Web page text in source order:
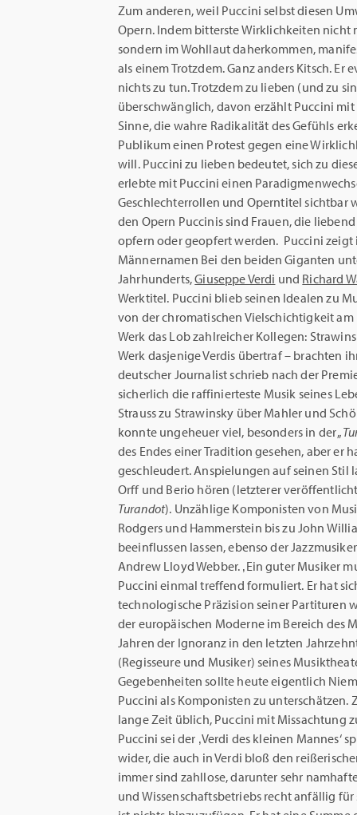
Zum anderen, weil Puccini selbst diesen
Opern. Indem bitterste Wirklichkeiten
sondern im Wohllaut daherkommen,
als einem Trotzdem. Ganz anders Kitsch.
nichts zu tun. Trotzdem zu lieben (und zu
überschwänglich, davon erzählt Puccini
Sinne, die wahre Radikalität des Gefühls
Publikum einen Protest gegen eine
will. Puccini zu lieben bedeutet, sich zu
erlebte mit Puccini einen
Geschlechterrollen und Operntitel sichtbar
den Opern Puccinis sind Frauen, die
opfern oder geopfert werden. Puccini zeigt
Männernamen Bei den beiden Giganten
Jahrhunderts,Giuseppe Verdi und Richard
Werktitel. Puccini blieb seinen Idealen zu
von der chromatischen Vielschichtigkeit
Werk das Lob zahlreicher Kollegen:
Werk dasjenige Verdis übertraf – brachten
deutscher Journalist schrieb nach der
sicherlich die raffinierteste Musik seines
Strauss zu Strawinsky über Mahler und
konnte ungeheuer viel, besonders in der „
des Endes einer Tradition gesehen, aber er
geschleudert. Anspielungen auf seinen Stil
Orff und Berio hören (letzterer
Turandot). Unzählige Komponisten von
Rodgers und Hammerstein bis zu John
beeinflussen lassen, ebenso der
Andrew Lloyd Webber. ‚Ein guter Musiker
Puccini einmal treffend formuliert. Er hat
technologische Präzision seiner Partituren
der europäischen Moderne im Bereich des
Jahren der Ignoranz in den letzten
(Regisseure und Musiker) seines
Gegebenheiten sollte heute eigentlich
Puccini als Komponisten zu
lange Zeit üblich, Puccini mit Missachtung
Puccini sei der ‚Verdi des kleinen Mannes‘
wider, die auch in Verdi bloß den
immer sind zahllose, darunter sehr
und Wissenschaftsbetriebs recht anfällig